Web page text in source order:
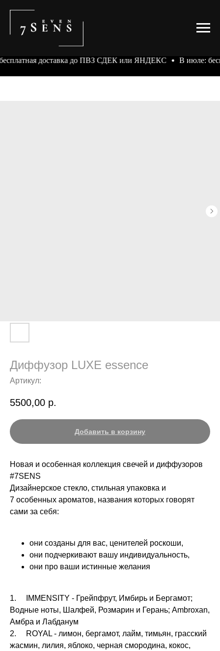
доставка до ПВЗ СДЕК или ЯНДЕКС В июле:
Диффузор LUXE essence
Артикул:
5500,00 р.
Добавить в корзину
Новая и особенная коллекция свечей и диффузоров
#7SENS
Дизайнерское стекло, стильная упаковка и
7 особенных ароматов, названия которых говорят
сами за себя:
они созданы для вас, ценителей роскоши,
они подчеркивают вашу индивидуальность,
они про ваши истинные желания
1. IMMENSITY - Грейпфрут, Имбирь и Бергамот;
Водные ноты, Шалфей, Розмарин и Герань; Ambroxan,
Амбра и Лабданум
2. ROYAL - лимон, бергамот, лайм, тимьян, грасский
жасмин, лилия, яблоко, черная смородина, кокос,